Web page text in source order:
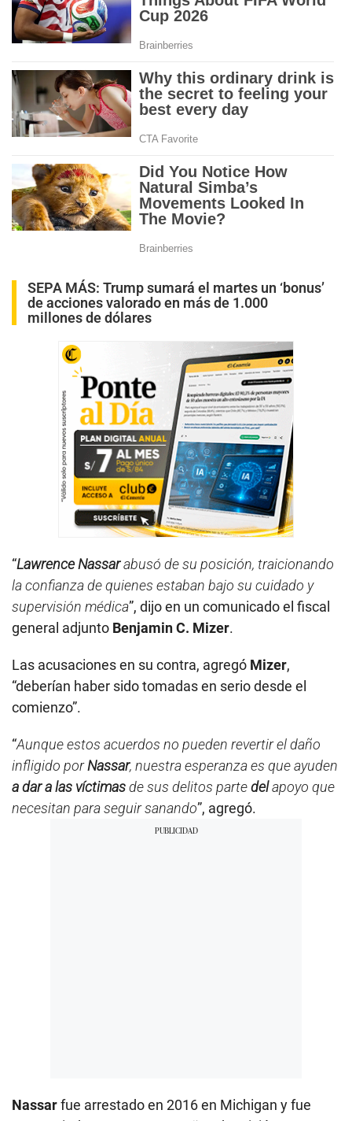
SEPA MÁS: Trump sumará el martes un ‘bonus’
de acciones valorado en más de 1.000
millones de dólares
“Lawrence Nassarabusó de su posición, traicionando
la confianza de quienes estaban bajo su cuidado y
supervisión médica”, dijo en un comunicado el fiscal
general adjunto Benjamin C. Mizer.
Las acusaciones en su contra, agregó Mizer,
“deberían haber sido tomadas en serio desde el
comienzo”.
“Aunque estos acuerdos no pueden revertir el daño
infligido porNassar, nuestra esperanza es que ayuden
a dar a las víctimasde sus delitos partedelapoyo que
necesitan para seguir sanando”, agregó.
Nassarfue arrestado en 2016 en Michigan y fue